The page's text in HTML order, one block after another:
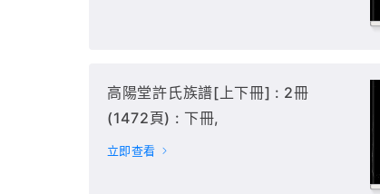
高陽堂許氏族譜[上下冊] : 2冊
(1472頁) : 下冊,
立即查看